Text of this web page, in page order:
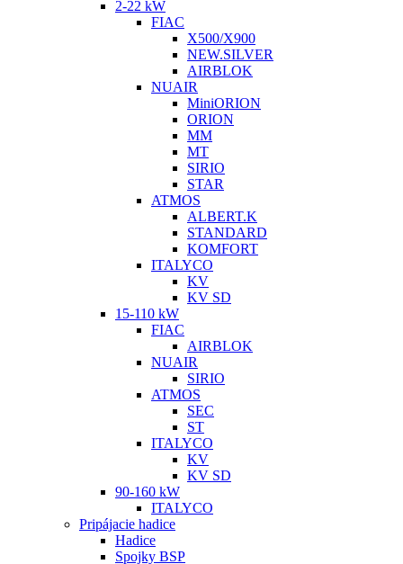
2-22 kW
FIAC
X500/X900
NEW.SILVER
AIRBLOK
NUAIR
MiniORION
ORION
MM
MT
SIRIO
STAR
ATMOS
ALBERT.K
STANDARD
KOMFORT
ITALYCO
KV
KV SD
15-110 kW
FIAC
AIRBLOK
NUAIR
SIRIO
ATMOS
SEC
ST
ITALYCO
KV
KV SD
90-160 kW
ITALYCO
Pripájacie hadice
Hadice
Spojky BSP